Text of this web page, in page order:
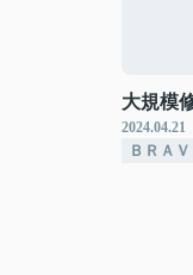
大規模
2024.04.21
ＢＲＡ